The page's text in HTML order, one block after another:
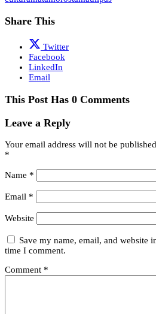
Share This
Twitter
Facebook
LinkedIn
Email
This Post Has 0 Comments
Leave a Reply
Your email address will not be
*
Name *
Email *
Website
Save my name, email, and website
time I comment.
Comment *